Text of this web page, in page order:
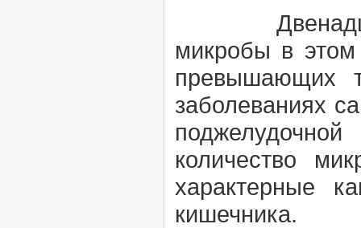
микробы в этом
превышающих
заболеваниях
количество
характерные
кишечника.